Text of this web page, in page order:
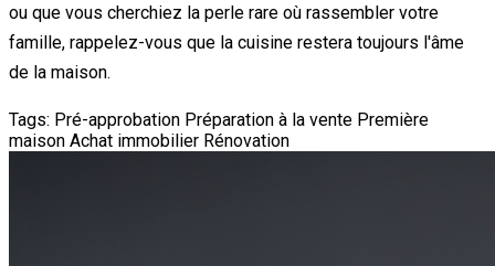
ou que vous cherchiez la perle rare où rassembler votre
famille, rappelez-vous que la cuisine restera toujours l'âme
de la maison.
Tags: Pré-approbation Préparation à la vente Première
maison Achat immobilier Rénovation